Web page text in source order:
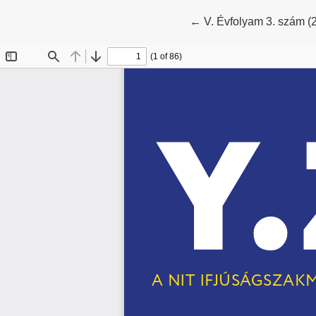
← Vissza a cikk
V. Évfolyam 3. szám